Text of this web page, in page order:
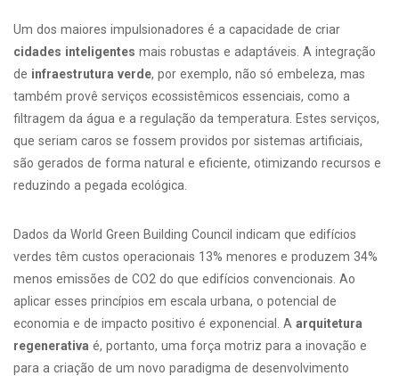
Um dos maiores impulsionadores é a capacidade de criar
cidades inteligentes mais robustas e adaptáveis. A integração
de infraestrutura verde, por exemplo, não só embeleza, mas
também provê serviços ecossistêmicos essenciais, como a
filtragem da água e a regulação da temperatura. Estes serviços,
que seriam caros se fossem providos por sistemas artificiais,
são gerados de forma natural e eficiente, otimizando recursos e
reduzindo a pegada ecológica.
Dados da World Green Building Council indicam que edifícios
verdes têm custos operacionais 13% menores e produzem 34%
menos emissões de CO2 do que edifícios convencionais. Ao
aplicar esses princípios em escala urbana, o potencial de
economia e de impacto positivo é exponencial. A arquitetura
regenerativa é, portanto, uma força motriz para a inovação e
para a criação de um novo paradigma de desenvolvimento